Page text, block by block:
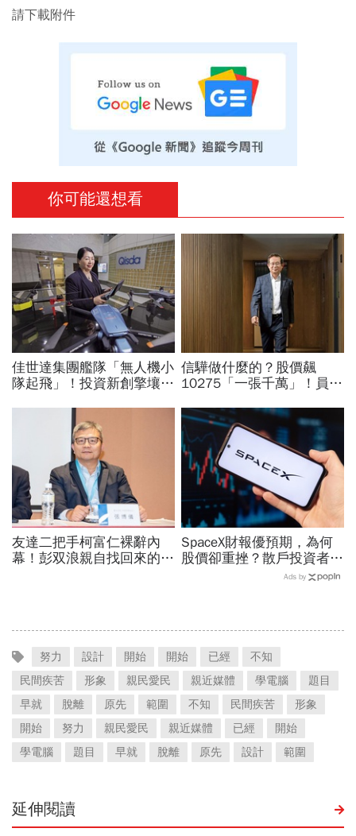
請下載附件
你可能還想看
佳世達集團艦隊「無人機小
隊起飛」！投資新創擎壤、
兵：鎖定美日頂級客戶切入
信驊做什麼的？股價飆
10275「一張千萬」！員工
工程師如何孵出「萬金股」
友達二把手柯富仁裸辭內
幕！彭双浪親自找回來的接
SpaceX財報優預期，為何
股價卻重挫？散戶投資者
「越跌越買」大舉抄底…限
Ads by
努力 設計 開始 開始 已經
不知
民間疾苦
形象 親民愛民 親近媒體 學電腦
題目
早就
脫離 原先 範圍 不知 民間疾苦
形象
開始
努力 親民愛民 親近媒體 已經
開始
學電腦
題目 早就 脫離 原先 設計 範圍
延伸閱讀